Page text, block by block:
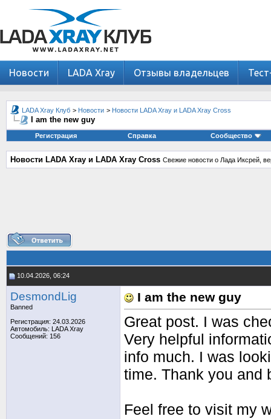
Новости LADA Xray Отзывы владельцев
LADA Xray Клуб > Новости > Новости LADA Xray и LADA Xray Cross
I am the new guy
Регистрация Справка Сообщество
Новости LADA Xray и LADA Xray Cross Свежие новости о Лада Иксрей,
10.04.2026, 06:24
DesmondLig
Banned
Регистрация: 24.03.2026
Автомобиль: LADA Xray
Сообщений: 156
I am the new guy
Great post. I was
Very helpful
info much. I was
time. Thank you and
Feel free to visit my